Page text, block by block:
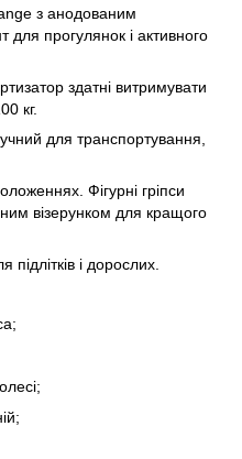
з анодованим
для прогулянок і активного
здатні витримувати
кг.
для транспортування,
Фігурні гріпси
візерунком для кращого
і дорослих.